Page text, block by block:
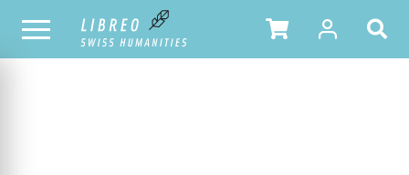
NOTRE CATALOGUE TABLE DES MATIÈRES